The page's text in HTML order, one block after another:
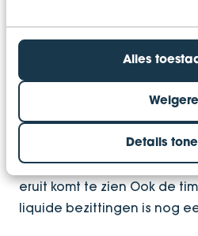
Alles
Details
ingevoerd dat aansluiting
rendement. Eerdere
uitvoerbaar vanwege
die dit vergt aan de ICT-
Belastingdienst. Het is de
gehaald. Momenteel is
de nieuwe box 3-heffing
eruit komt te zien Ook de
liquide bezittingen is nog